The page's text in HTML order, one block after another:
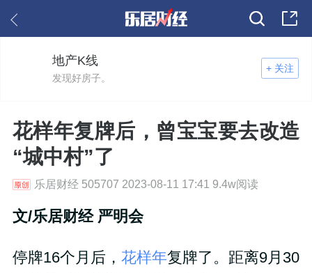
+ 关注
地产K线
发现好房子。
花样年复牌后，曾宝宝要去改造
“城中村”了
乐居财经 505707 2023-08-11 17:41 9.4w阅读
文/乐居财经 严明会
停牌16个月后， 花样年复牌了。距离9月30